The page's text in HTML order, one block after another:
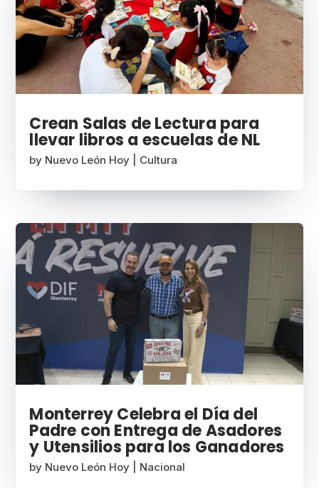
Crean Salas de Lectura para
llevar libros a escuelas de NL
by Nuevo León Hoy Cultura
Monterrey Celebra el Día del
Padre con Entrega de Asadores
y Utensilios para los Ganadores
by Nuevo León Hoy Nacional